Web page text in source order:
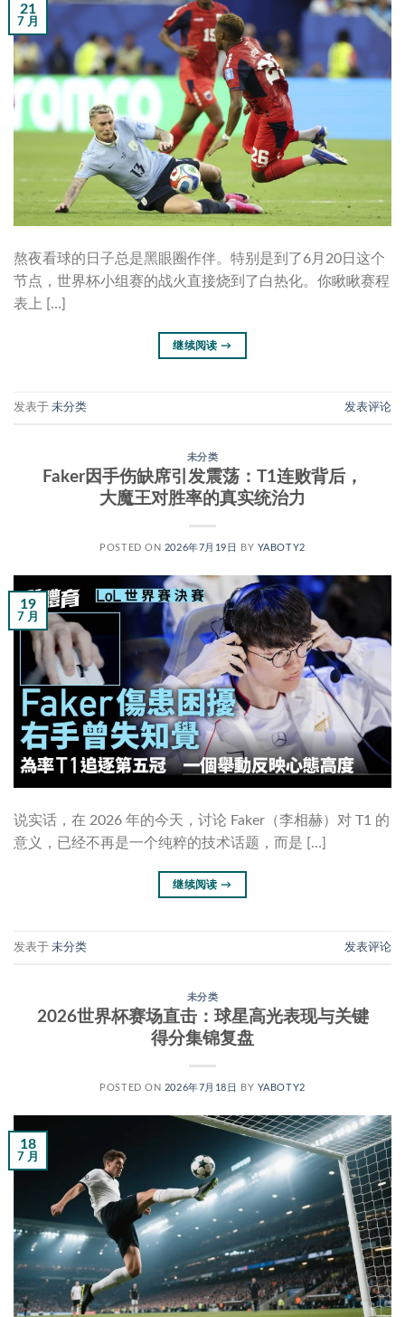
21
7 月
熬夜看球的日子总是黑眼圈作伴。特别是到了6月20日这个
节点，世界杯小组赛的战火直接烧到了白热化。你瞅瞅赛程
表上 […]
继续阅读→
发表于 未分类 发表评论
未分类
Faker因手伤缺席引发震荡：T1连败背后，
大魔王对胜率的真实统治力
POSTED ON 2026年7月19日 BY YABOTY2
19
7 月
说实话，在 2026 年的今天，讨论 Faker（李相赫）对 T1 的
意义，已经不再是一个纯粹的技术话题，而是 […]
继续阅读→
发表于 未分类 发表评论
未分类
2026世界杯赛场直击：球星高光表现与关键
得分集锦复盘
POSTED ON 2026年7月18日 BY YABOTY2
18
7 月